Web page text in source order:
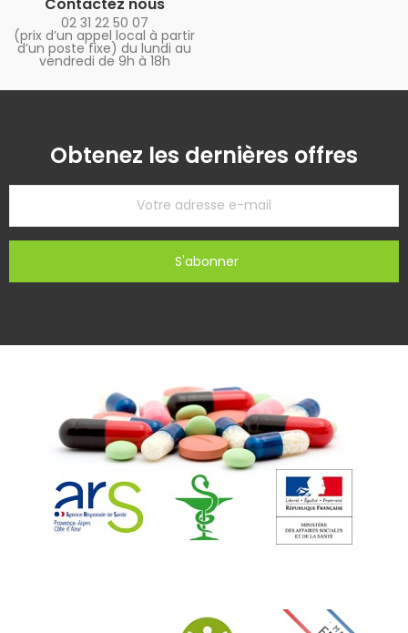
Contactez nous
02 31 22 50 07
(prix d’un appel local à partir
d’un poste fixe) du lundi au
vendredi de 9h à 18h
Obtenez les dernières offres
S'abonner